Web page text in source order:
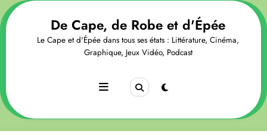
Aller
au
contenu
De Cape, de Robe et d'Épée
Le Cape et d'Épée dans tous ses états : Littérature, Cinéma,
Graphique, Jeux Vidéo, Podcast